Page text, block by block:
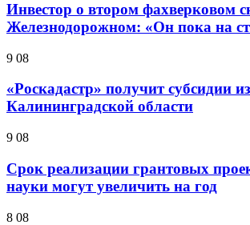
Инвестор о втором фахверковом
Железнодорожном: «Он пока на
9 08
«Роскадастр» получит субсидии
Калининградской области
9 08
Срок реализации грантовых
науки могут увеличить на год
8 08